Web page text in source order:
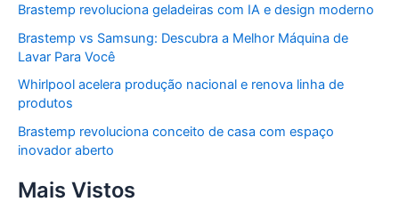
Brastemp revoluciona geladeiras com IA e design moderno
Brastemp vs Samsung: Descubra a Melhor Máquina de
Lavar Para Você
Whirlpool acelera produção nacional e renova linha de
produtos
Brastemp revoluciona conceito de casa com espaço
inovador aberto
Mais Vistos